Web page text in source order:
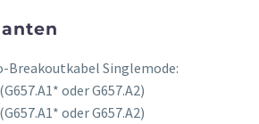
Breakoutkabel Singlemode:
oder G657.A2)
oder G657.A2)